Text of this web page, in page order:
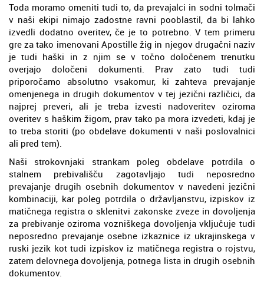
Toda moramo omeniti tudi to, da prevajalci in sodni tolmači
v naši ekipi nimajo zadostne ravni pooblastil, da bi lahko
izvedli dodatno overitev, če je to potrebno. V tem primeru
gre za tako imenovani Apostille žig in njegov drugačni naziv
je tudi haški in z njim se v točno določenem trenutku
overjajo določeni dokumenti. Prav zato tudi tudi
priporočamo absolutno vsakomur, ki zahteva prevajanje
omenjenega in drugih dokumentov v tej jezični različici, da
najprej preveri, ali je treba izvesti nadoveritev oziroma
overitev s haškim žigom, prav tako pa mora izvedeti, kdaj je
to treba storiti (po obdelave dokumenti v naši poslovalnici
ali pred tem).
Naši strokovnjaki strankam poleg obdelave potrdila o
stalnem prebivališču zagotavljajo tudi neposredno
prevajanje drugih osebnih dokumentov v navedeni jezični
kombinaciji, kar poleg potrdila o državljanstvu, izpiskov iz
matičnega registra o sklenitvi zakonske zveze in dovoljenja
za prebivanje oziroma vozniškega dovoljenja vključuje tudi
neposredno prevajanje osebne izkaznice iz ukrajinskega v
ruski jezik kot tudi izpiskov iz matičnega registra o rojstvu,
zatem delovnega dovoljenja, potnega lista in drugih osebnih
dokumentov.